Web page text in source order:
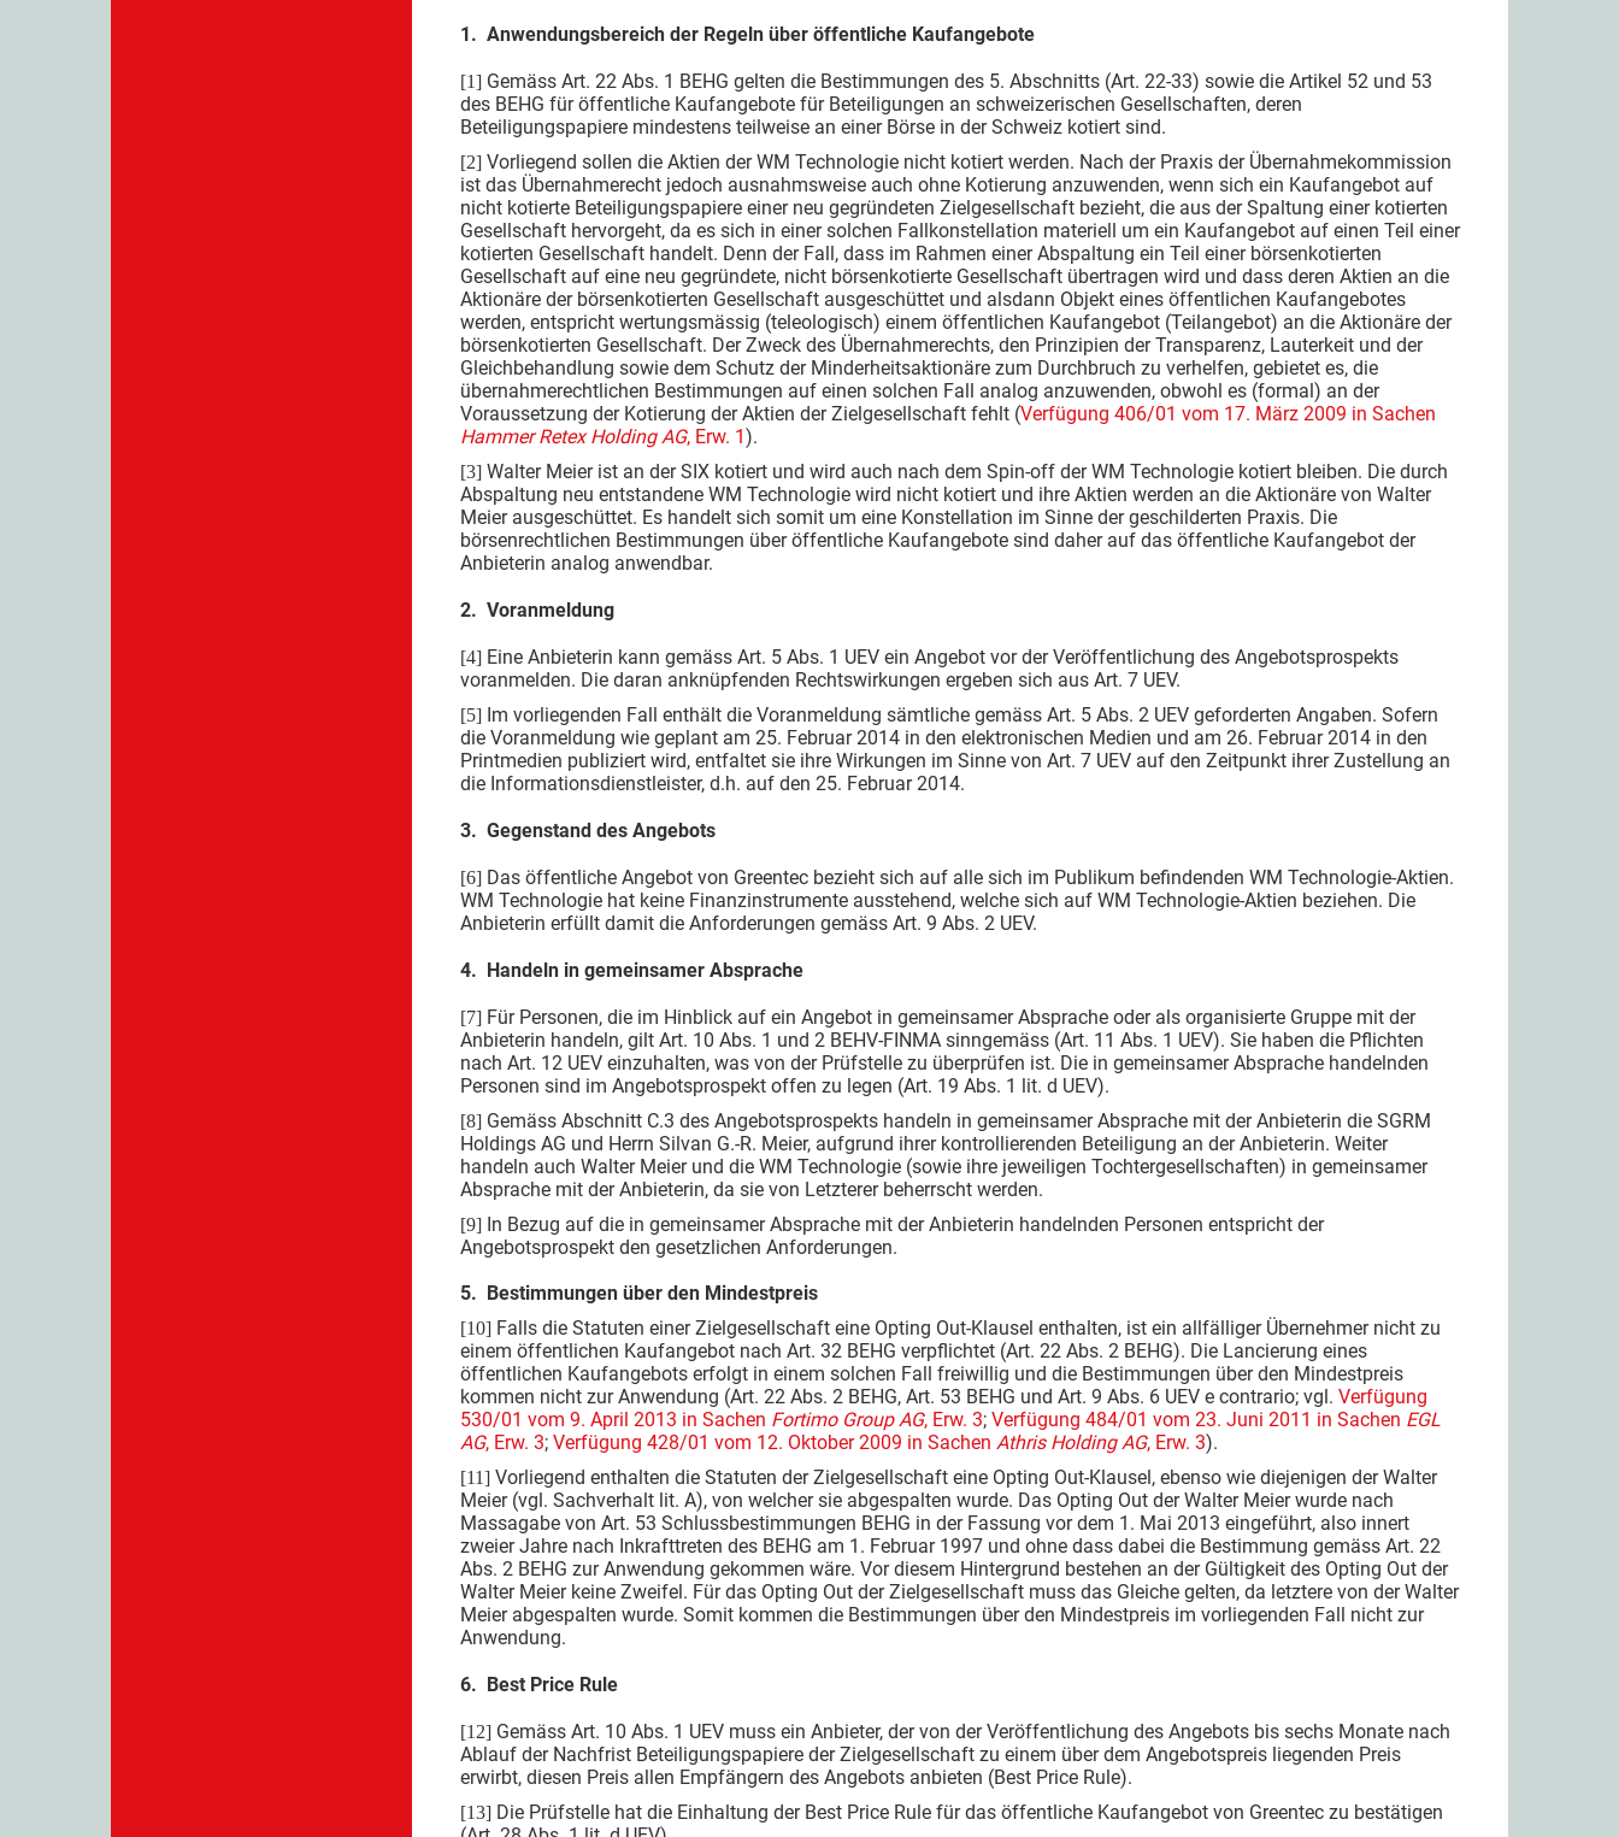
1. Anwendungsbereich der Regeln über öffentliche Kaufangebote
[1] Gemäss Art. 22 Abs. 1 BEHG gelten die Bestimmungen des 5. Abschnitts (Art. 22-33) sowie die Artikel 52 und 53
des BEHG für öffentliche Kaufangebote für Beteiligungen an schweizerischen Gesellschaften, deren
Beteiligungspapiere mindestens teilweise an einer Börse in der Schweiz kotiert sind.
[2] Vorliegend sollen die Aktien der WM Technologie nicht kotiert werden. Nach der Praxis der Übernahmekommission
ist das Übernahmerecht jedoch ausnahmsweise auch ohne Kotierung anzuwenden, wenn sich ein Kaufangebot auf
nicht kotierte Beteiligungspapiere einer neu gegründeten Zielgesellschaft bezieht, die aus der Spaltung einer kotierten
Gesellschaft hervorgeht, da es sich in einer solchen Fallkonstellation materiell um ein Kaufangebot auf einen Teil einer
kotierten Gesellschaft handelt. Denn der Fall, dass im Rahmen einer Abspaltung ein Teil einer börsenkotierten
Gesellschaft auf eine neu gegründete, nicht börsenkotierte Gesellschaft übertragen wird und dass deren Aktien an die
Aktionäre der börsenkotierten Gesellschaft ausgeschüttet und alsdann Objekt eines öffentlichen Kaufangebotes
werden, entspricht wertungsmässig (teleologisch) einem öffentlichen Kaufangebot (Teilangebot) an die Aktionäre der
börsenkotierten Gesellschaft. Der Zweck des Übernahmerechts, den Prinzipien der Transparenz, Lauterkeit und der
Gleichbehandlung sowie dem Schutz der Minderheitsaktionäre zum Durchbruch zu verhelfen, gebietet es, die
übernahmerechtlichen Bestimmungen auf einen solchen Fall analog anzuwenden, obwohl es (formal) an der
Voraussetzung der Kotierung der Aktien der Zielgesellschaft fehlt (Verfügung 406/01 vom 17. März 2009 in Sachen
Hammer Retex Holding AG, Erw. 1).
[3] Walter Meier ist an der SIX kotiert und wird auch nach dem Spin-off der WM Technologie kotiert bleiben. Die durch
Abspaltung neu entstandene WM Technologie wird nicht kotiert und ihre Aktien werden an die Aktionäre von Walter
Meier ausgeschüttet. Es handelt sich somit um eine Konstellation im Sinne der geschilderten Praxis. Die
börsenrechtlichen Bestimmungen über öffentliche Kaufangebote sind daher auf das öffentliche Kaufangebot der
Anbieterin analog anwendbar.
2. Voranmeldung
[4] Eine Anbieterin kann gemäss Art. 5 Abs. 1 UEV ein Angebot vor der Veröffentlichung des Angebotsprospekts
voranmelden. Die daran anknüpfenden Rechtswirkungen ergeben sich aus Art. 7 UEV.
[5] Im vorliegenden Fall enthält die Voranmeldung sämtliche gemäss Art. 5 Abs. 2 UEV geforderten Angaben. Sofern
die Voranmeldung wie geplant am 25. Februar 2014 in den elektronischen Medien und am 26. Februar 2014 in den
Printmedien publiziert wird, entfaltet sie ihre Wirkungen im Sinne von Art. 7 UEV auf den Zeitpunkt ihrer Zustellung an
die Informationsdienstleister, d.h. auf den 25. Februar 2014.
3. Gegenstand des Angebots
[6] Das öffentliche Angebot von Greentec bezieht sich auf alle sich im Publikum befindenden WM Technologie-Aktien.
WM Technologie hat keine Finanzinstrumente ausstehend, welche sich auf WM Technologie-Aktien beziehen. Die
Anbieterin erfüllt damit die Anforderungen gemäss Art. 9 Abs. 2 UEV.
4. Handeln in gemeinsamer Absprache
[7] Für Personen, die im Hinblick auf ein Angebot in gemeinsamer Absprache oder als organisierte Gruppe mit der
Anbieterin handeln, gilt Art. 10 Abs. 1 und 2 BEHV-FINMA sinngemäss (Art. 11 Abs. 1 UEV). Sie haben die Pflichten
nach Art. 12 UEV einzuhalten, was von der Prüfstelle zu überprüfen ist. Die in gemeinsamer Absprache handelnden
Personen sind im Angebotsprospekt offen zu legen (Art. 19 Abs. 1 lit. d UEV).
[8] Gemäss Abschnitt C.3 des Angebotsprospekts handeln in gemeinsamer Absprache mit der Anbieterin die SGRM
Holdings AG und Herrn Silvan G.-R. Meier, aufgrund ihrer kontrollierenden Beteiligung an der Anbieterin. Weiter
handeln auch Walter Meier und die WM Technologie (sowie ihre jeweiligen Tochtergesellschaften) in gemeinsamer
Absprache mit der Anbieterin, da sie von Letzterer beherrscht werden.
[9] In Bezug auf die in gemeinsamer Absprache mit der Anbieterin handelnden Personen entspricht der
Angebotsprospekt den gesetzlichen Anforderungen.
5. Bestimmungen über den Mindestpreis
[10] Falls die Statuten einer Zielgesellschaft eine Opting Out-Klausel enthalten, ist ein allfälliger Übernehmer nicht zu
einem öffentlichen Kaufangebot nach Art. 32 BEHG verpflichtet (Art. 22 Abs. 2 BEHG). Die Lancierung eines
öffentlichen Kaufangebots erfolgt in einem solchen Fall freiwillig und die Bestimmungen über den Mindestpreis
kommen nicht zur Anwendung (Art. 22 Abs. 2 BEHG, Art. 53 BEHG und Art. 9 Abs. 6 UEV e contrario; vgl. Verfügung
530/01 vom 9. April 2013 in Sachen Fortimo Group AG, Erw. 3; Verfügung 484/01 vom 23. Juni 2011 in Sachen EGL
AG, Erw. 3; Verfügung 428/01 vom 12. Oktober 2009 in Sachen Athris Holding AG, Erw. 3).
[11] Vorliegend enthalten die Statuten der Zielgesellschaft eine Opting Out-Klausel, ebenso wie diejenigen der Walter
Meier (vgl. Sachverhalt lit. A), von welcher sie abgespalten wurde. Das Opting Out der Walter Meier wurde nach
Massagabe von Art. 53 Schlussbestimmungen BEHG in der Fassung vor dem 1. Mai 2013 eingeführt, also innert
zweier Jahre nach Inkrafttreten des BEHG am 1. Februar 1997 und ohne dass dabei die Bestimmung gemäss Art. 22
Abs. 2 BEHG zur Anwendung gekommen wäre. Vor diesem Hintergrund bestehen an der Gültigkeit des Opting Out der
Walter Meier keine Zweifel. Für das Opting Out der Zielgesellschaft muss das Gleiche gelten, da letztere von der Walter
Meier abgespalten wurde. Somit kommen die Bestimmungen über den Mindestpreis im vorliegenden Fall nicht zur
Anwendung.
6. Best Price Rule
[12] Gemäss Art. 10 Abs. 1 UEV muss ein Anbieter, der von der Veröffentlichung des Angebots bis sechs Monate nach
Ablauf der Nachfrist Beteiligungspapiere der Zielgesellschaft zu einem über dem Angebotspreis liegenden Preis
erwirbt, diesen Preis allen Empfängern des Angebots anbieten (Best Price Rule).
[13] Die Prüfstelle hat die Einhaltung der Best Price Rule für das öffentliche Kaufangebot von Greentec zu bestätigen